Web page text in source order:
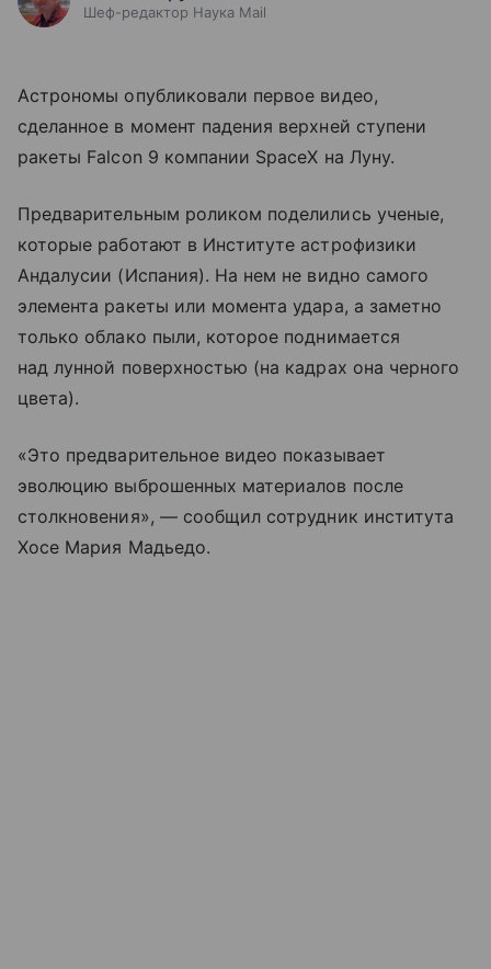
Шеф-редактор Наука Mail
Астрономы опубликовали первое видео,
сделанное в момент падения верхней ступени
ракеты Falcon 9 компании SpaceX на Луну.
Предварительным роликом поделились ученые,
которые работают в Институте астрофизики
Андалусии (Испания). На нем не видно самого
элемента ракеты или момента удара, а заметно
только облако пыли, которое поднимается
над лунной поверхностью (на кадрах она черного
цвета).
«Это предварительное видео показывает
эволюцию выброшенных материалов после
столкновения», — сообщил сотрудник института
Хосе Мария Мадьедо.